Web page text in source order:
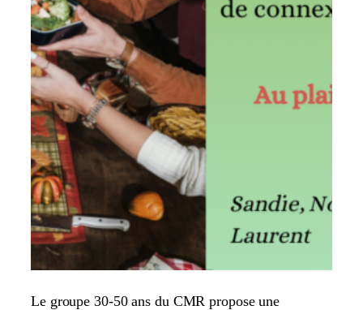
Le groupe 30-50 ans du CMR propose une